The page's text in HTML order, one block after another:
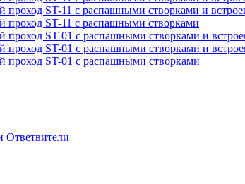
проход ST-11 с распашными створками и
проход ST-11 с распашными створками
проход ST-01 с распашными створками и
проход ST-01 с распашными створками и
проход ST-01 с распашными створками
Ответвители